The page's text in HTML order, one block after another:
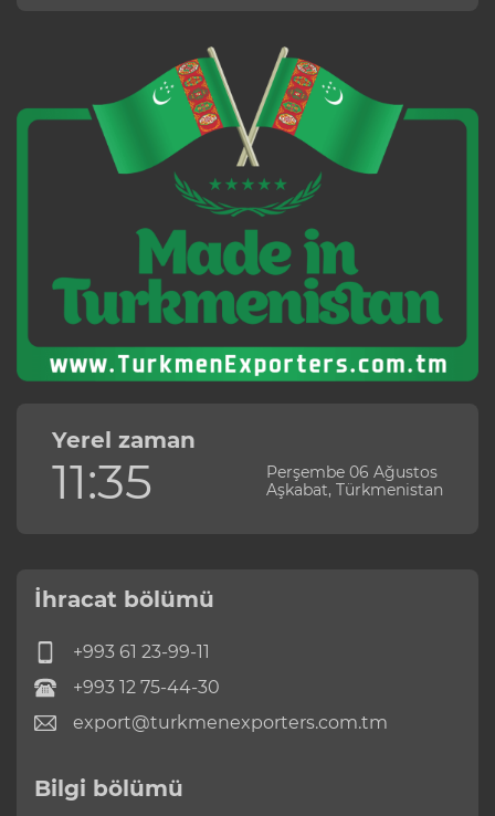
Yerel zaman
11:35
Perşembe 06 Ağustos
Aşkabat, Türkmenistan
İhracat bölümü
+993 61 23-99-11
+993 12 75-44-30
export@turkmenexporters.com.tm
Bilgi bölümü